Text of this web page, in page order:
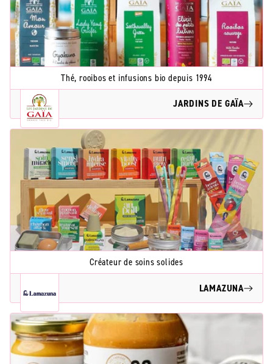
Thé, rooibos et infusions bio depuis 1994
JARDINS DE GAÏA
Créateur de soins solides
LAMAZUNA